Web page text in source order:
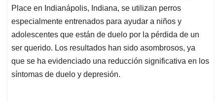
Place en Indianápolis, Indiana, se utilizan perros
especialmente entrenados para ayudar a niños y
adolescentes que están de duelo por la pérdida de un
ser querido. Los resultados han sido asombrosos, ya
que se ha evidenciado una reducción significativa en los
síntomas de duelo y depresión.